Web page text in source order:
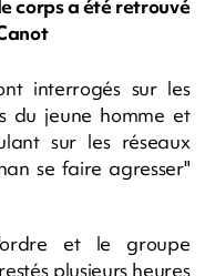
corps a été retrouvé
interrogés sur les
du jeune homme et
sur les réseaux
se faire agresser"
et le groupe
plusieurs heures